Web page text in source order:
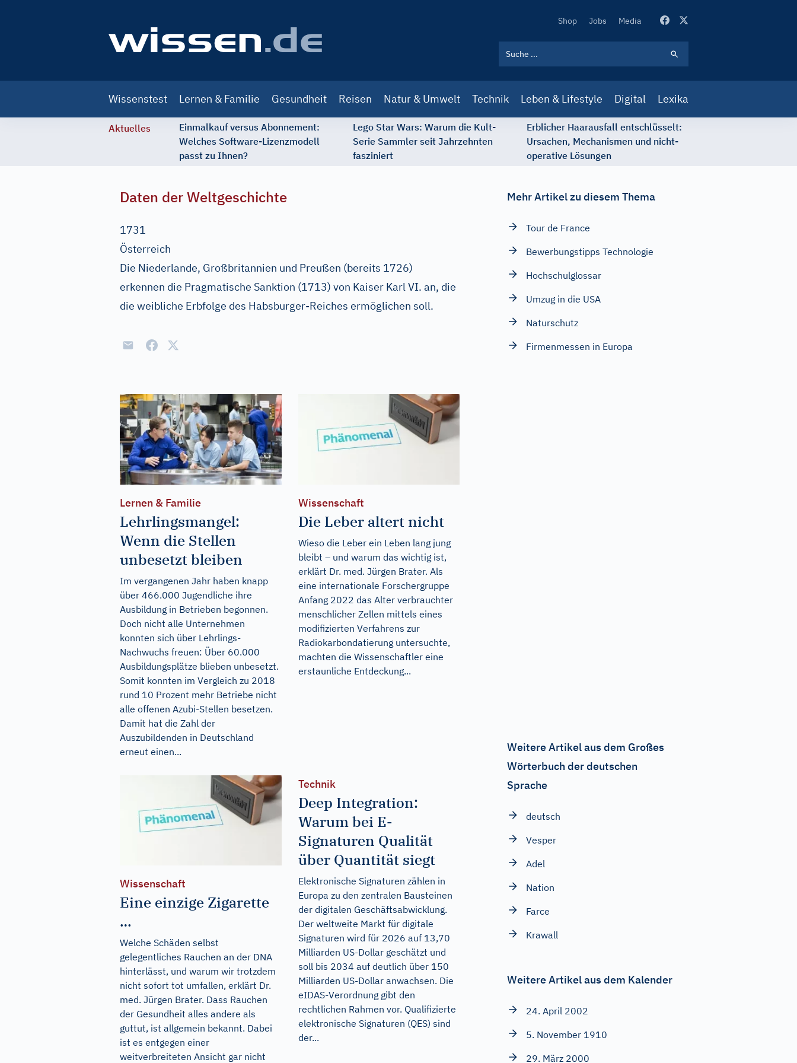
Secondary
Shop Jobs Media
navigation
Wissenstest Lernen & Familie Gesundheit Reisen Natur & Umwelt Technik Leben & Lifestyle Digital Lexika
Aktuelles
Einmalkauf versus Abonnement:
Welches Software-Lizenzmodell
passt zu Ihnen?
Lego Star Wars: Warum die Kult-
Serie Sammler seit Jahrzehnten
fasziniert
Erblicher Haarausfall entschlüsselt:
Ursachen, Mechanismen und nicht-
operative Lösungen
Daten der Weltgeschichte
1731
Österreich
Die Niederlande, Großbritannien und Preußen (bereits 1726)
erkennen die Pragmatische Sanktion (1713) von Kaiser Karl VI. an, die
die weibliche Erbfolge des Habsburger-Reiches ermöglichen soll.
Lernen & Familie
Lehrlingsmangel:
Wenn die Stellen
unbesetzt bleiben
Im vergangenen Jahr haben knapp
über 466.000 Jugendliche ihre
Ausbildung in Betrieben begonnen.
Doch nicht alle Unternehmen
konnten sich über Lehrlings-
Nachwuchs freuen: Über 60.000
Ausbildungsplätze blieben unbesetzt.
Somit konnten im Vergleich zu 2018
rund 10 Prozent mehr Betriebe nicht
alle offenen Azubi-Stellen besetzen.
Damit hat die Zahl der
Auszubildenden in Deutschland
erneut einen...
Wissenschaft
Die Leber altert nicht
Wieso die Leber ein Leben lang jung
bleibt – und warum das wichtig ist,
erklärt Dr. med. Jürgen Brater. Als
eine internationale Forschergruppe
Anfang 2022 das Alter verbrauchter
menschlicher Zellen mittels eines
modifizierten Verfahrens zur
Radiokarbondatierung untersuchte,
machten die Wissenschaftler eine
erstaunliche Entdeckung...
Wissenschaft
Eine einzige Zigarette
…
Welche Schäden selbst
gelegentliches Rauchen an der DNA
hinterlässt, und warum wir trotzdem
nicht sofort tot umfallen, erklärt Dr.
med. Jürgen Brater. Dass Rauchen
der Gesundheit alles andere als
guttut, ist allgemein bekannt. Dabei
ist es entgegen einer
weitverbreiteten Ansicht gar nicht
Technik
Deep Integration:
Warum bei E-
Signaturen Qualität
über Quantität siegt
Elektronische Signaturen zählen in
Europa zu den zentralen Bausteinen
der digitalen Geschäftsabwicklung.
Der weltweite Markt für digitale
Signaturen wird für 2026 auf 13,70
Milliarden US-Dollar geschätzt und
soll bis 2034 auf deutlich über 150
Milliarden US-Dollar anwachsen. Die
eIDAS-Verordnung gibt den
rechtlichen Rahmen vor. Qualifizierte
elektronische Signaturen (QES) sind
der...
Mehr Artikel zu diesem Thema
Tour de France
Bewerbungstipps Technologie
Hochschulglossar
Umzug in die USA
Naturschutz
Firmenmessen in Europa
Weitere Artikel aus dem Großes
Wörterbuch der deutschen
Sprache
deutsch
Vesper
Adel
Nation
Farce
Krawall
Weitere Artikel aus dem Kalender
24. April 2002
5. November 1910
29. März 2000